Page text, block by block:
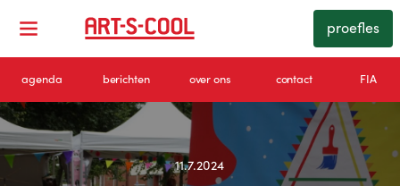
proefles
agenda berichten over ons contact FIA
11.7.2024